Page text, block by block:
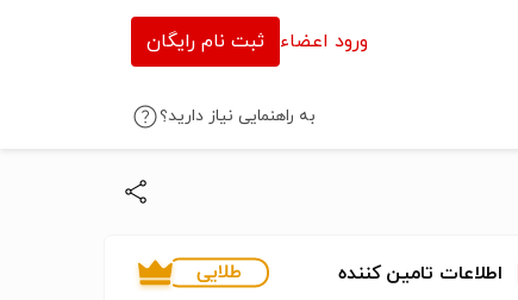
ورود اعضاء ثبت نام رایگان
به راهنمایی نیاز دارید؟
اطلاعات تامین کننده